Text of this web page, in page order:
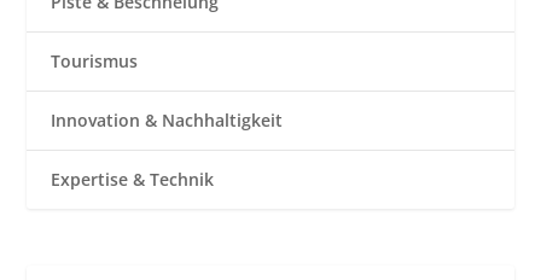
Tourismus
Innovation & Nachhaltigkeit
Expertise & Technik